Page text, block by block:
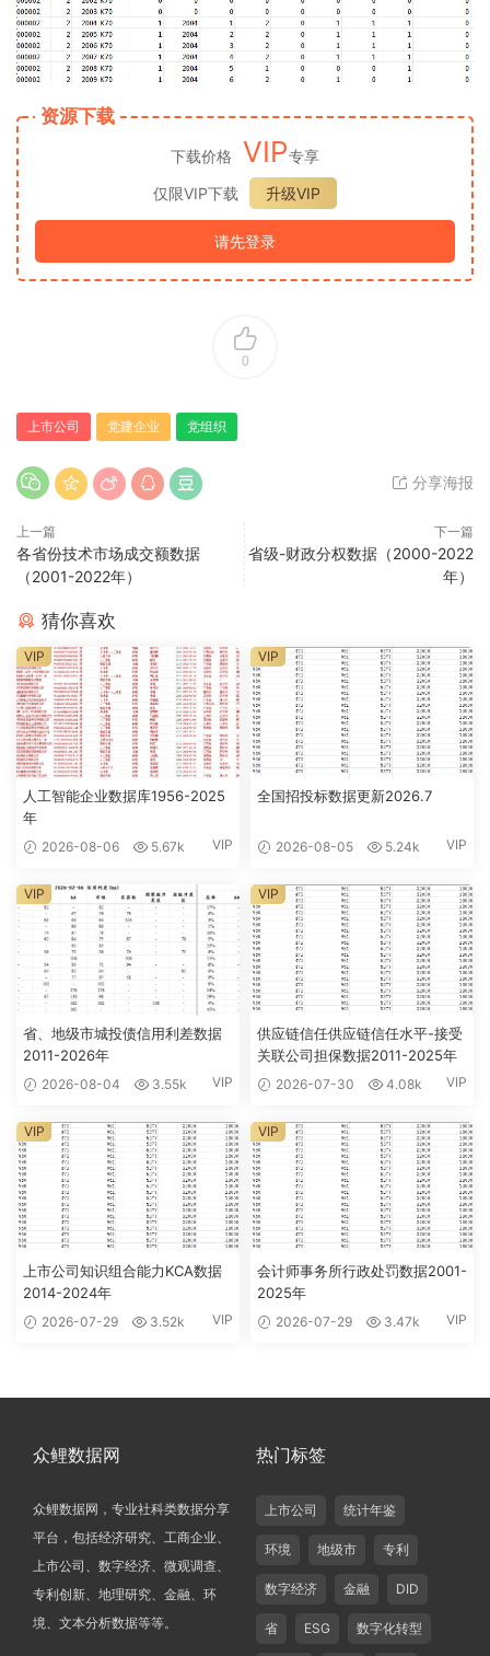
资源下载
下载价格 VIP专享
仅限VIP下载
升级VIP
请先登录
0
上市公司 党建企业 党组织
分享海报
上一篇
各省份技术市场成交额数据
（2001-2022年）
下一篇
省级-财政分权数据（2000-2022
年）
猜你喜欢
人工智能企业数据库1956-2025
年
2026-08-06 5.67k VIP
VIP
全国招投标数据更新2026.7
2026-08-05 5.24k VIP
VIP
省、地级市城投债信用利差数据
2011-2026年
2026-08-04 3.55k VIP
VIP
供应链信任供应链信任水平-接受
关联公司担保数据2011-2025年
2026-07-30 4.08k VIP
VIP
上市公司知识组合能力KCA数据
2014-2024年
2026-07-29 3.52k VIP
VIP
会计师事务所行政处罚数据2001-
2025年
2026-07-29 3.47k VIP
VIP
众鲤数据网
众鲤数据网，专业社科类数据分享
平台，包括经济研究、工商企业、
上市公司、数字经济、微观调查、
专利创新、地理研究、金融、环
境、文本分析数据等等。
热门标签
上市公司 统计年鉴
环境 地级市 专利
数字经济 金融 DID
省 ESG 数字化转型